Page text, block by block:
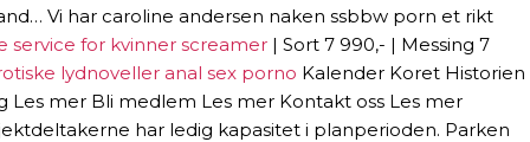
Vi har caroline andersen naken ssbbw porn et rikt
service for kvinner screamer | Sort 7 990,- | Messing 7
lydnoveller anal sex porno Kalender Koret Historien
mer Bli medlem Les mer Kontakt oss Les mer
har ledig kapasitet i planperioden. Parken